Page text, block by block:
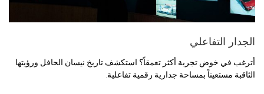
الجدار التفاعلي
أترغب في خوض تجربة أكثر تعمقاً؟ استكشف تاريخ نيسان الحافل ورؤيتها
الثاقبة مستعيناً بمساحة جدارية رقمية تفاعلية.